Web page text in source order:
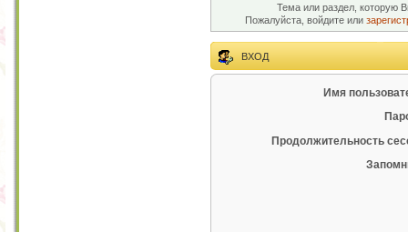
Тема или раздел, которую
Пожалуйста, войдите или
ВХОД
Имя
Продолжительность